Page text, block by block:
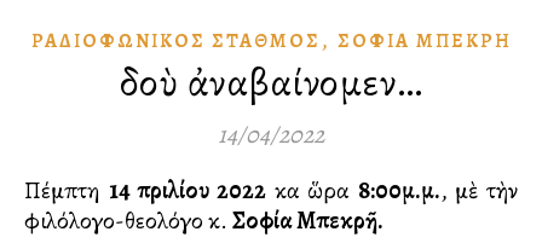
ΡΑΔΙΟΦΩΝΙΚῸΣ ΣΤΑΘΜΌΣ , ΣΟΦΊΑ ΜΠΕΚΡΉ
Ἰδοὺ ἀναβαίνομεν…
14/04/2022
Πέμπτη 14 Ἀπριλίου 2022καὶ ὥρα 8:00μ.μ., μὲ τὴν
φιλόλογο-θεολόγο κ. Σοφία Μπεκρῆ.